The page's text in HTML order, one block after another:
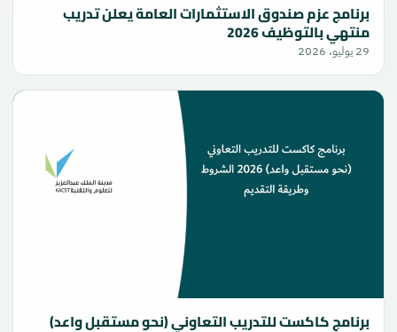
برنامج عزم صندوق الاستثمارات العامة يعلن تدريب
منتهي بالتوظيف 2026
29 يوليو، 2026
برنامج كاكست للتدريب التعاوني (نحو مستقبل واعد)